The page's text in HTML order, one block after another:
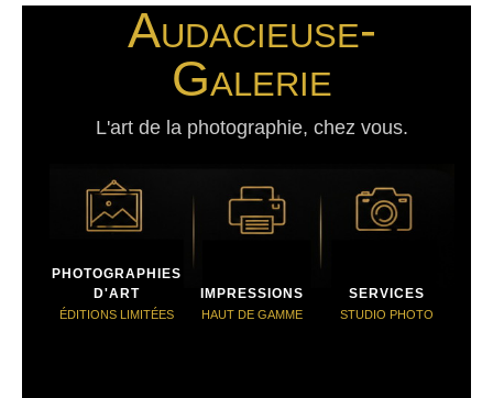
Audacieuse-
Galerie
L'art de la photographie, chez vous.
PHOTOGRAPHIES
D'ART
ÉDITIONS LIMITÉES
IMPRESSIONS
HAUT DE GAMME
SERVICES
STUDIO PHOTO